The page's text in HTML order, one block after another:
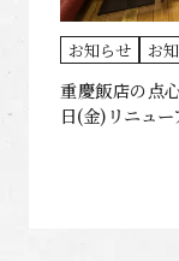
お知らせ お
重慶飯店の点
日(金)リニュー